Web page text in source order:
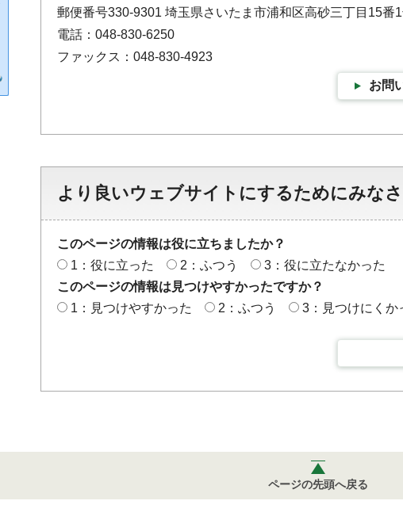
郵便番号330-9301 埼玉県さいたま市浦和区高砂三丁目15番
電話：048-830-6250
ファックス：048-830-4923
お問
より良いウェブサイトにするためにみな
このページの情報は役に立ちましたか？
1：役に立った
2：ふつう
3：役に立たなかった
このページの情報は見つけやすかったですか？
1：見つけやすかった
2：ふつう 3：見つけにくか
ページの先頭へ戻る